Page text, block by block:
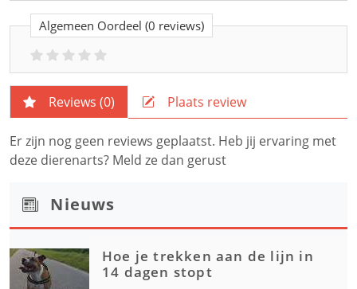
Algemeen Oordeel (0 reviews)
Reviews (0) Plaats review
Er zijn nog geen reviews geplaatst. Heb jij ervaring met
deze dierenarts? Meld ze dan gerust
Nieuws
Hoe je trekken aan de lijn in
14 dagen stopt